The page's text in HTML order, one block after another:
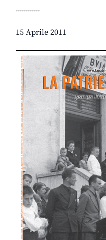
............
15 Aprile 2011